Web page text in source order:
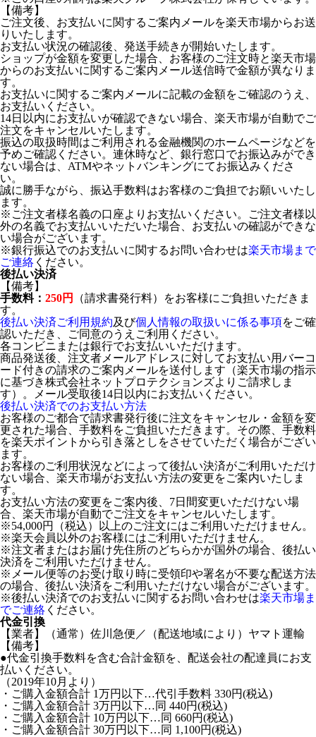
【備考】
ご注文後、お支払いに関するご案内メールを楽天市場からお送
りいたします。
お支払い状況の確認後、発送手続きが開始いたします。
ショップが金額を変更した場合、お客様のご注文時と楽天市場
からのお支払いに関するご案内メール送信時で金額が異なりま
す。
お支払いに関するご案内メールに記載の金額をご確認のうえ、
お支払いください。
14日以内にお支払いが確認できない場合、楽天市場が自動でご
注文をキャンセルいたします。
振込の取扱時間はご利用される金融機関のホームページなどを
予めご確認ください。連休時など、銀行窓口でお振込みができ
ない場合は、ATMやネットバンキングにてお振込みくださ
い。
誠に勝手ながら、振込手数料はお客様のご負担でお願いいたし
ます。
※ご注文者様名義の口座よりお支払いください。ご注文者様以
外の名義でお支払いいただいた場合、お支払いの確認ができな
い場合がございます。
※銀行振込でのお支払いに関するお問い合わせは楽天市場まで
ご連絡 ください。
後払い決済
【備考】
手数料： 250円
（請求書発行料）をお客様にご負担いただきま
す。
後払い決済ご利用規約及び個人情報の取扱いに係る事項をご確
認いただき、ご同意のうえご利用ください。
各コンビニまたは銀行でお支払いいただけます。
商品発送後、注文者メールアドレスに対してお支払い用バーコ
ード付きの請求のご案内メールを送付します（楽天市場の指示
に基づき株式会社ネットプロテクションズよりご請求しま
す）。メール受取後14日以内にお支払いください。
後払い決済でのお支払い方法
お客様のご都合で請求書発行後に注文をキャンセル・金額を変
更された場合、手数料をご負担いただきます。その際、手数料
を楽天ポイントから引き落としをさせていただく場合がござい
ます。
お客様のご利用状況などによって後払い決済がご利用いただけ
ない場合、楽天市場がお支払い方法の変更をご案内いたしま
す。
お支払い方法の変更をご案内後、7日間変更いただけない場
合、楽天市場が自動でご注文をキャンセルいたします。
※54,000円（税込）以上のご注文にはご利用いただけません。
※楽天会員以外のお客様にはご利用いただけません。
※注文者またはお届け先住所のどちらかが国外の場合、後払い
決済をご利用いただけません。
※メール便等のお受け取り時に受領印や署名が不要な配送方法
の場合、後払い決済をご利用いただけない場合がございます。
※後払い決済でのお支払いに関するお問い合わせは楽天市場ま
でご連絡 ください。
代金引換
【業者】（通常）佐川急便／（配送地域により）ヤマト運輸
【備考】
●代金引換手数料を含む合計金額を、配送会社の配達員にお支
払いください。
（2019年10月より）
・ご購入金額合計 1万円以下…代引手数料 330円(税込)
・ご購入金額合計 3万円以下…同 440円(税込)
・ご購入金額合計 10万円以下…同 660円(税込)
・ご購入金額合計 30万円以下…同 1,100円(税込)